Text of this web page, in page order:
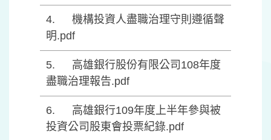
機構投資人盡職治理守則遵循聲
明.pdf
高雄銀行股份有限公司108年度
盡職治理報告.pdf
高雄銀行109年度上半年參與被
投資公司股東會投票紀錄.pdf